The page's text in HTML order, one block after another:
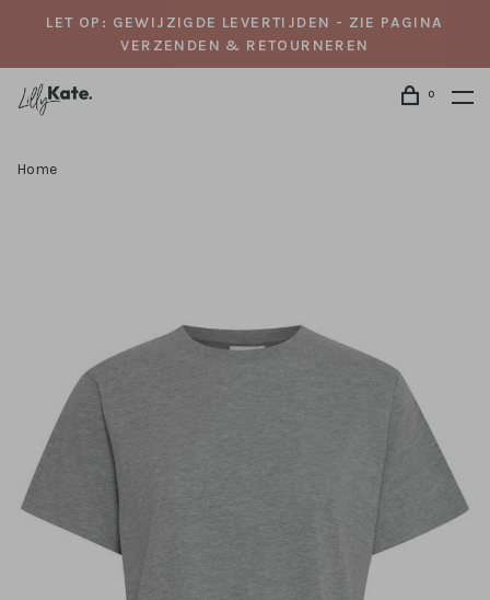
LET OP: GEWIJZIGDE LEVERTIJDEN - ZIE PAGINA
VERZENDEN & RETOURNEREN
0
Home